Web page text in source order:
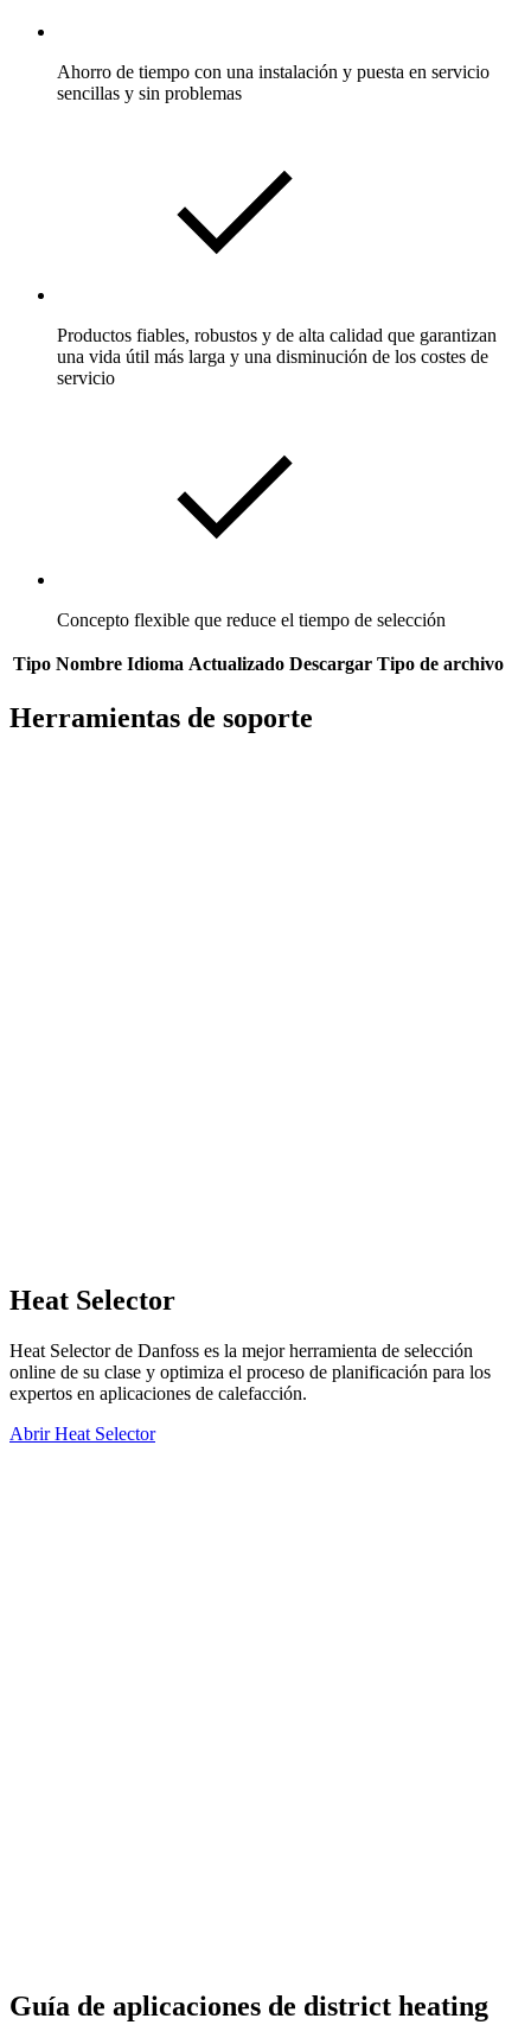
Ahorro de tiempo con una instalación y puesta en servicio
sencillas y sin problemas
Productos fiables, robustos y de alta calidad que garantizan
una vida útil más larga y una disminución de los costes de
servicio
Concepto flexible que reduce el tiempo de selección
Tipo Nombre Idioma Actualizado Descargar Tipo de archivo
Herramientas de soporte
Heat Selector
Heat Selector de Danfoss es la mejor herramienta de selección
online de su clase y optimiza el proceso de planificación para los
expertos en aplicaciones de calefacción.
Abrir Heat Selector
Guía de aplicaciones de district heating